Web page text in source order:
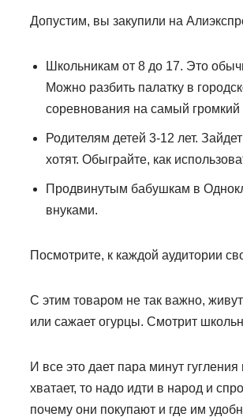
Допустим, вы закупили на
Школьникам от 8 до 17. Это
Можно разбить палатку в
соревнования на самый громкий
Родителям детей 3-12 лет.
хотят. Обыграйте, как
Продвинутым бабушкам в
внуками.
Посмотрите, к каждой аудитории
С этим товаром не так важно,
или сажает огурцы. Смотрит
И все это дает пара минут
хватает, то надо идти в народ и
почему они покупают и где им